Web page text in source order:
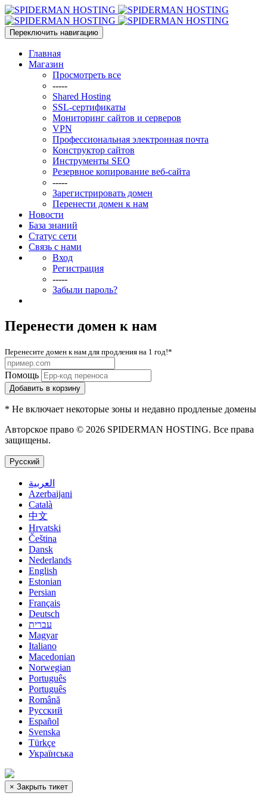
Переключить навигацию
Главная
Магазин
Просмотреть все
-----
Shared Hosting
SSL-сертификаты
Мониторинг сайтов и серверов
VPN
Профессиональная электронная почта
Конструктор сайтов
Инструменты SEO
Резервное копирование веб-сайта
-----
Зарегистрировать домен
Перенести домен к нам
Новости
База знаний
Статус сети
Связь с нами
Вход
Регистрация
-----
Забыли пароль?
Перенести домен к нам
Перенесите домен к нам для продления на 1 год!*
Помощь
Добавить в корзину
* Не включает некоторые зоны и недавно продленые домены
Авторское право © 2026 SPIDERMAN HOSTING. Все права
защищены.
Русский
العربية
Azerbaijani
Català
中文
Hrvatski
Čeština
Dansk
Nederlands
English
Estonian
Persian
Français
Deutsch
עברית
Magyar
Italiano
Macedonian
Norwegian
Português
Português
Română
Русский
Español
Svenska
Türkçe
Українська
× Закрыть тикет